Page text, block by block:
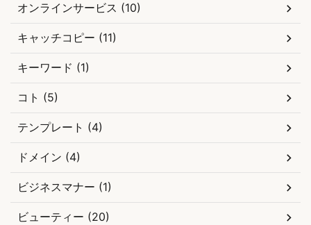
オンラインサービス (10)
キャッチコピー (11)
キーワード (1)
コト (5)
テンプレート (4)
ドメイン (4)
ビジネスマナー (1)
ビューティー (20)